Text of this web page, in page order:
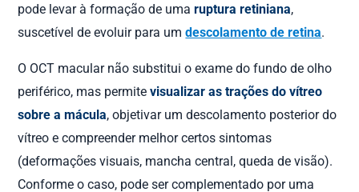
pode levar à formação de umaruptura retiniana,
suscetível de evoluir para umdescolamento de retina.
O OCT macular não substitui o exame do fundo de olho
periférico, mas permitevisualizar as trações do vítreo
sobre a mácula, objetivar um descolamento posterior do
vítreo e compreender melhor certos sintomas
(deformações visuais, mancha central, queda de visão).
Conforme o caso, pode ser complementado por uma